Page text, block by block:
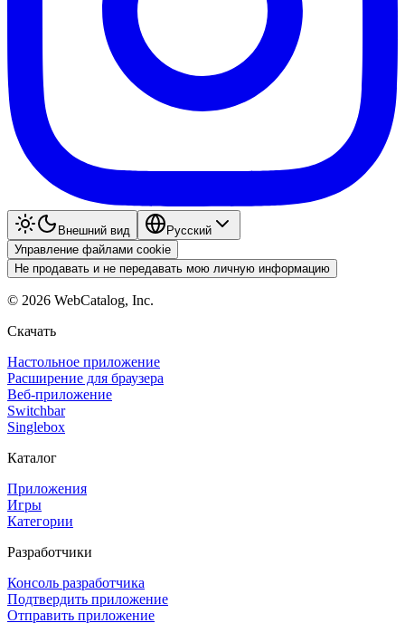
Внешний вид
Pyccкий
Управление файлами cookie
Не продавать и не передавать мою личную информацию
© 2026 WebCatalog, Inc.
Скачать
Настольное приложение
Расширение для браузера
Веб-приложение
Switchbar
Singlebox
Каталог
Приложения
Игры
Категории
Разработчики
Консоль разработчика
Подтвердить приложение
Отправить приложение